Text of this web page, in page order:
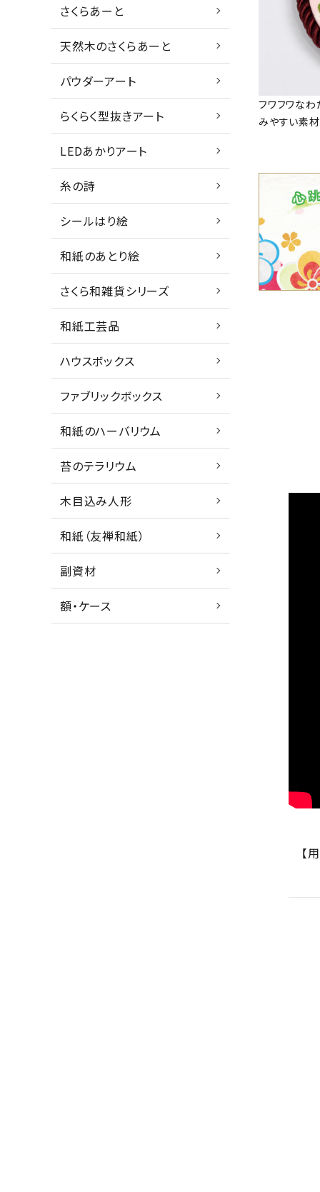
さくらあーと
天然木のさくらあーと
パウダーアート
らくらく型抜きアート
LEDあかりアート
糸の詩
シールはり絵
和紙のあとり絵
さくら和雑貨シリーズ
和紙工芸品
ハウスボックス
ファブリックボックス
和紙のハーバリウム
苔のテラリウム
木目込み人形
和紙（友禅和紙）
副資材
額・ケース
フワフワな
みやすい素
【